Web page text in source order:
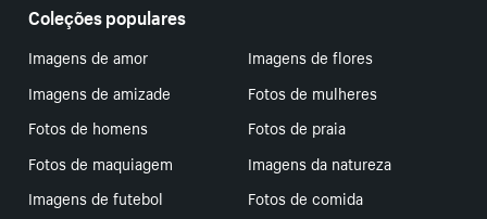
Coleções populares
Imagens de amor
Imagens de flores
Imagens de amizade
Fotos de mulheres
Fotos de homens
Fotos de praia
Fotos de maquiagem
Imagens da natureza
Imagens de futebol
Fotos de comida